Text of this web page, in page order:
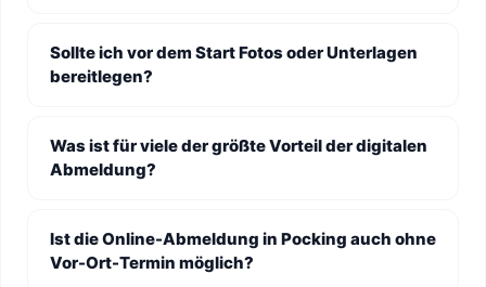
Sollte ich vor dem Start Fotos oder Unterlagen
bereitlegen?
Was ist für viele der größte Vorteil der digitalen
Abmeldung?
Ist die Online-Abmeldung in Pocking auch ohne
Vor-Ort-Termin möglich?